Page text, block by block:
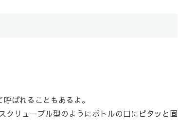
ばれることもあるよ。
クリュープル型のようにボトルの口にピタッと固